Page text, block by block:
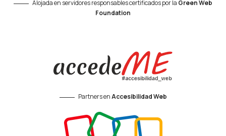
Alojada en servidores responsables certificados por la Green Web
Foundation
Partners enAccesibilidad Web